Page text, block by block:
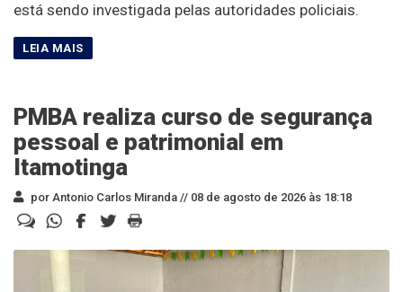
está sendo investigada pelas autoridades policiais.
PMBA realiza curso de segurança
pessoal e patrimonial em
Itamotinga
por Antonio Carlos Miranda // 08 de agosto de 2026 às 18:18